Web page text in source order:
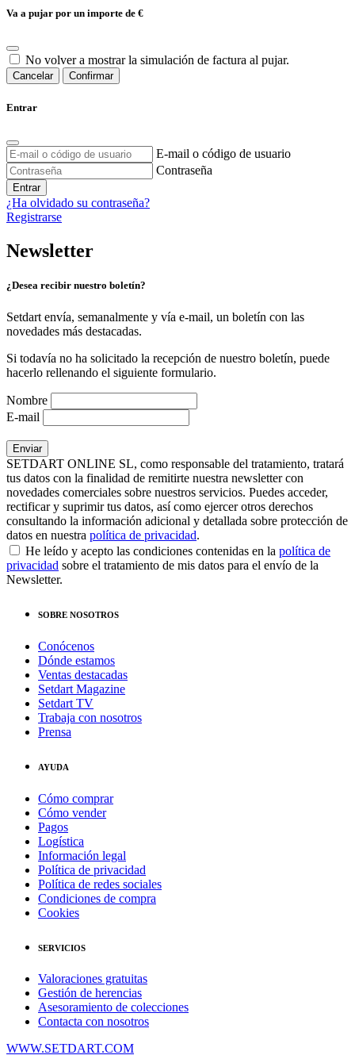
Va a pujar por un importe de €
No volver a mostrar la simulación de factura al pujar.
Cancelar Confirmar
Entrar
E-mail o código de usuario
Contraseña
Entrar
¿Ha olvidado su contraseña?
Registrarse
Newsletter
¿Desea recibir nuestro boletín?
Setdart envía, semanalmente y vía e-mail, un boletín con las
novedades más destacadas.
Si todavía no ha solicitado la recepción de nuestro boletín, puede
hacerlo rellenando el siguiente formulario.
Nombre
E-mail
SETDART ONLINE SL, como responsable del tratamiento, tratará
tus datos con la finalidad de remitirte nuestra newsletter con
novedades comerciales sobre nuestros servicios. Puedes acceder,
rectificar y suprimir tus datos, así como ejercer otros derechos
consultando la información adicional y detallada sobre protección de
datos en nuestra política de privacidad.
He leído y acepto las condiciones contenidas en la política de
privacidad sobre el tratamiento de mis datos para el envío de la
Newsletter.
SOBRE NOSOTROS
Conócenos
Dónde estamos
Ventas destacadas
Setdart Magazine
Setdart TV
Trabaja con nosotros
Prensa
AYUDA
Cómo comprar
Cómo vender
Pagos
Logística
Información legal
Política de privacidad
Política de redes sociales
Condiciones de compra
Cookies
SERVICIOS
Valoraciones gratuitas
Gestión de herencias
Asesoramiento de colecciones
Contacta con nosotros
WWW.SETDART.COM